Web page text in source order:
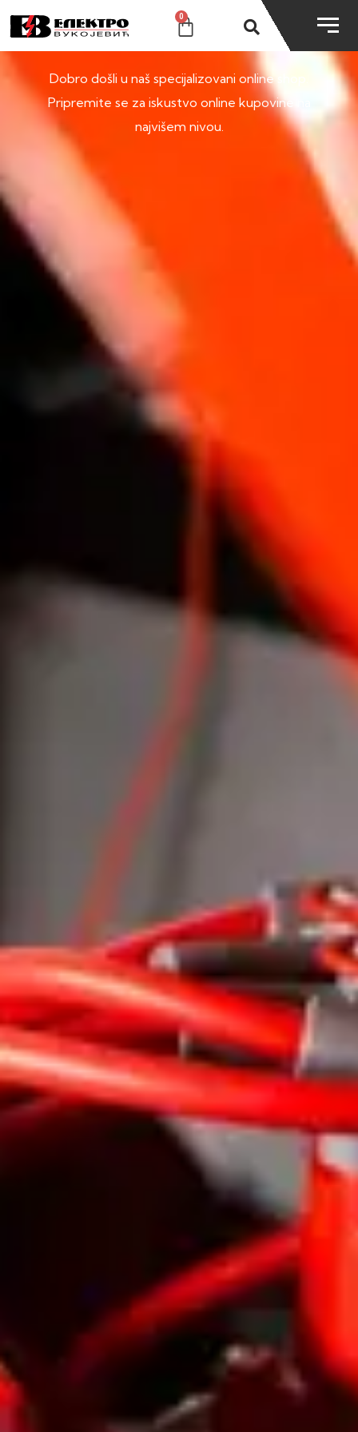
0
SHOP
Dobro došli u naš specijalizovani online shop.
Pripremite se za iskustvo online kupovine na
najvišem nivou.